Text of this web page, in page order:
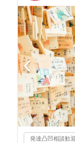
発達凸凹相談歓